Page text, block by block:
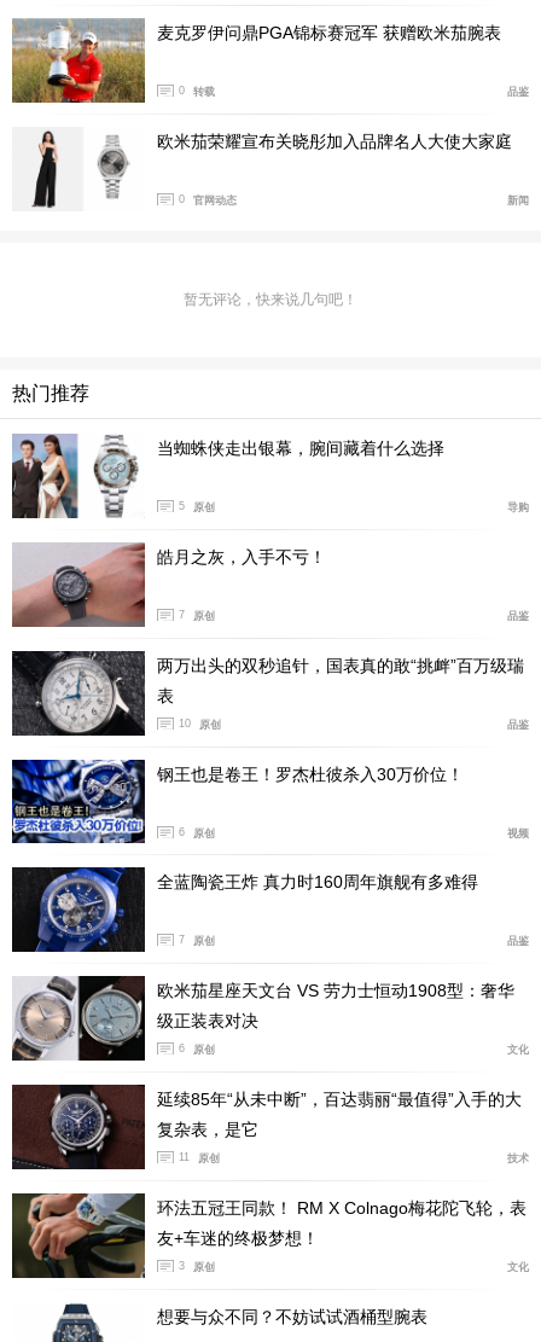
腕表表壳与一体式表链都以精钢打造，其中表壳上经典
的半月形切面和托爪是星座系列的标志性设计。精钢表链
经过细腻的拉丝打磨，链节之间还搭配了抛光的装饰条，
在视觉上形成对比，增加腕表的辨识度。
腕表内部搭载欧米茄4061石英机芯，可以持续运转至
少48个月。翻转腕表，可以看到表背上印有星座系列天文
台徽章，抛光打磨的天文台穹顶之上环绕有八颗星型标
志，代表着欧米茄于二十世纪三、四十年代在腕表精准度
竞赛中取得的辉煌成就。
麦克罗伊问鼎PGA锦标赛冠军 获赠欧米茄腕表
0 转载 品鉴
欧米茄荣耀宣布关晓彤加入品牌名人大使大家庭
0 官网动态 新闻
暂无评论，快来说几句吧！
热门推荐
当蜘蛛侠走出银幕，腕间藏着什么选择
5 原创 导购
皓月之灰，入手不亏！
7 原创 品鉴
两万出头的双秒追针，国表真的敢“挑衅”百万级瑞
表
10 原创 品鉴
钢王也是卷王！罗杰杜彼杀入30万价位！
6 原创 视频
全蓝陶瓷王炸 真力时160周年旗舰有多难得
7 原创 品鉴
欧米茄星座天文台 VS 劳力士恒动1908型：奢华
级正装表对决
6 原创 文化
延续85年“从未中断”，百达翡丽“最值得”入手的大
复杂表，是它
11 原创 技术
环法五冠王同款！ RM X Colnago梅花陀飞轮，表
友+车迷的终极梦想！
3 原创 文化
想要与众不同？不妨试试酒桶型腕表